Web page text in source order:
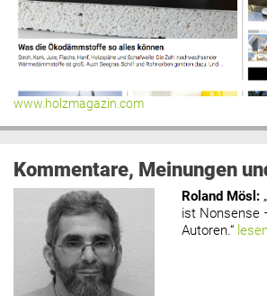
www.holzmagazin.com
Kommentare, Meinungen
Roland Mösl :
ist Nonsense
Autoren.“